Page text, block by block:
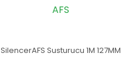
AFS
SilencerAFS Susturucu 1M 127MM